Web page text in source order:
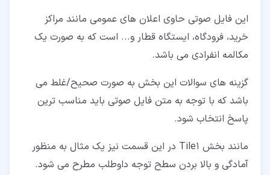
این فایل صوتی حاوی اعلان های عمومی مانند مراکز
خرید، فرودگاه، ایستگاه قطار و... است که به صورت یک
مکالمه انفرادی می باشد.
گزینه های سوالات این بخش به صورت صحیح/غلط می
باشد که با توجه به متن فایل صوتی باید مناسب ترین
پاسخ انتخاب شود.
مانند بخش Tile1 در این قسمت نیز یک مثال به منظور
آمادگی و بالا بردن سطح توجه داوطلب مطرح می شود.